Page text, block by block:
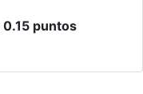
0.15 puntos